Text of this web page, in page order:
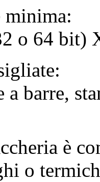
minima:
o 64 bit)
barre,
è
o